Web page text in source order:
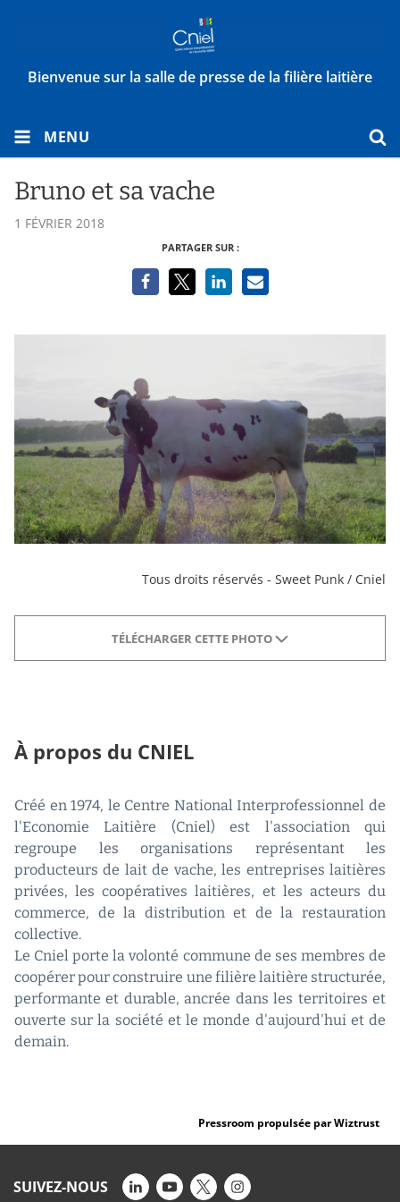
Bienvenue sur la salle de presse de la filière laitière
MENU
Bruno et sa vache
1 FÉVRIER 2018
PARTAGER SUR :
Tous droits réservés - Sweet Punk / Cniel
TÉLÉCHARGER CETTE PHOTO
À propos du CNIEL
Créé en 1974, le Centre National Interprofessionnel de
l'Economie Laitière (Cniel) est l'association qui
regroupe les organisations représentant les
producteurs de lait de vache, les entreprises laitières
privées, les coopératives laitières, et les acteurs du
commerce, de la distribution et de la restauration
collective.
Le Cniel porte la volonté commune de ses membres de
coopérer pour construire une filière laitière structurée,
performante et durable, ancrée dans les territoires et
ouverte sur la société et le monde d'aujourd'hui et de
demain.
Pressroom propulsée par Wiztrust
SUIVEZ-NOUS